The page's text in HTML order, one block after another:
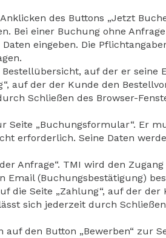
des Buttons „Jetzt
Bei einer Buchung ohne
eingeben. Die
auf der er seine
auf der der Kunde den
Schließen des Browser-
Seite „Buchungsformular“. Er
erforderlich. Seine Daten
Anfrage“. TMI wird den
Email (Buchungsbestätigung)
die Seite „Zahlung“, auf der der
sich jederzeit durch
den Button „Bewerben“ zur